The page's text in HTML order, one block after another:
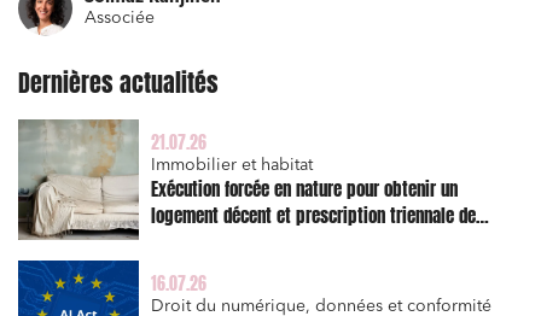
Associée
Dernières actualités
21.07.26
Immobilier et habitat
Exécution forcée en nature pour obtenir un
logement décent et prescription triennale de
16.07.26
Droit du numérique, données et conformité